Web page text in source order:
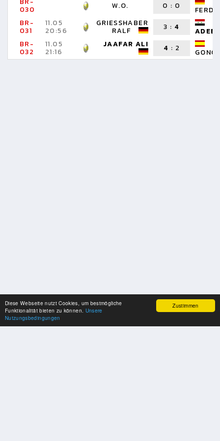
Zustimmen
Diese Webseite nutzt Cookies, um bestmögliche
Funktionalität bieten zu können. Unsere
Nutzungsbedingungen
030 W.O. 0 : 0
BR-
031
11.05
20:56
GRIESSHABER
RALF 3 : 4
BR-
032
11.05
21:16
JAAFAR ALI 4 : 2